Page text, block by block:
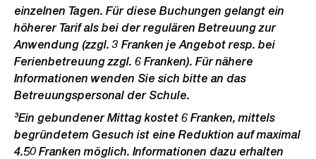
einzelnen Tagen. Für diese Buchungen gelangt ein
höherer Tarif als bei der regulären Betreuung zur
Anwendung (zzgl. 3 Franken je Angebot resp. bei
Ferienbetreuung zzgl. 6 Franken). Für nähere
Informationen wenden Sie sich bitte an das
Betreuungspersonal der Schule.
³Ein gebundener Mittag kostet 6 Franken, mittels
begründetem Gesuch ist eine Reduktion auf maximal
4.50 Franken möglich. Informationen dazu erhalten